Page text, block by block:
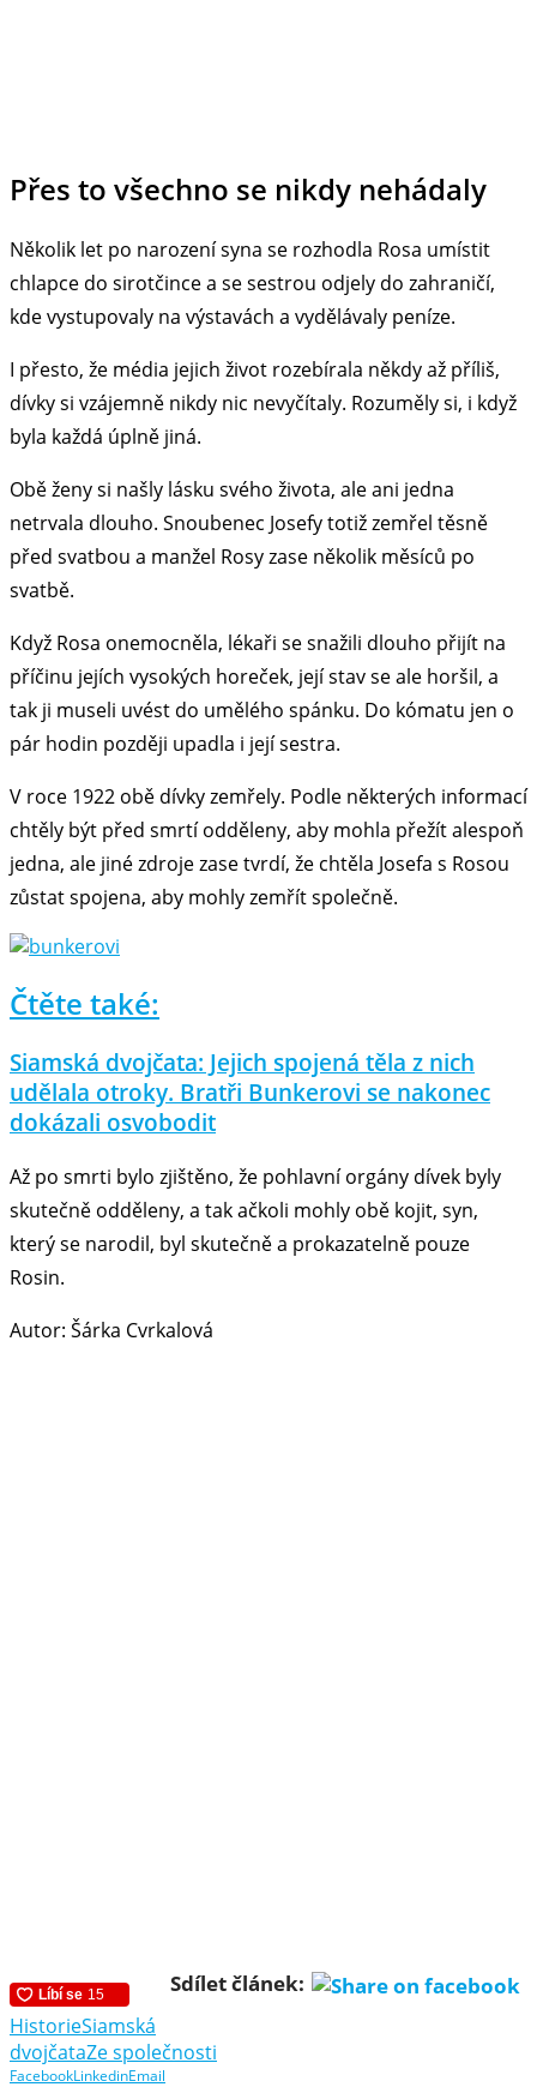
Přes to všechno se nikdy nehádaly
Několik let po narození syna se rozhodla Rosa umístit
chlapce do sirotčince a se sestrou odjely do zahraničí,
kde vystupovaly na výstavách a vydělávaly peníze.
I přesto, že média jejich život rozebírala někdy až příliš,
dívky si vzájemně nikdy nic nevyčítaly. Rozuměly si, i když
byla každá úplně jiná.
Obě ženy si našly lásku svého života, ale ani jedna
netrvala dlouho. Snoubenec Josefy totiž zemřel těsně
před svatbou a manžel Rosy zase několik měsíců po
svatbě.
Když Rosa onemocněla, lékaři se snažili dlouho přijít na
příčinu jejích vysokých horeček, její stav se ale horšil, a
tak ji museli uvést do umělého spánku. Do kómatu jen o
pár hodin později upadla i její sestra.
V roce 1922 obě dívky zemřely. Podle některých informací
chtěly být před smrtí odděleny, aby mohla přežít alespoň
jedna, ale jiné zdroje zase tvrdí, že chtěla Josefa s Rosou
zůstat spojena, aby mohly zemřít společně.
Čtěte také:
Siamská dvojčata: Jejich spojená těla z nich
udělala otroky. Bratři Bunkerovi se nakonec
dokázali osvobodit
Až po smrti bylo zjištěno, že pohlavní orgány dívek byly
skutečně odděleny, a tak ačkoli mohly obě kojit, syn,
který se narodil, byl skutečně a prokazatelně pouze
Rosin.
Autor: Šárka Cvrkalová
Sdílet článek:
HistorieSiamská
dvojčataZe společnosti
FacebookLinkedinEmail